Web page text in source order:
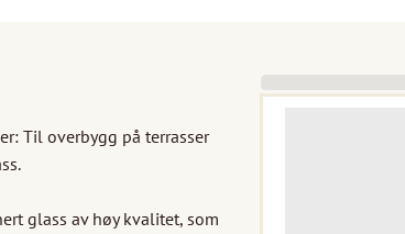
Til overbygg på terrasser
glass av høy kvalitet, som